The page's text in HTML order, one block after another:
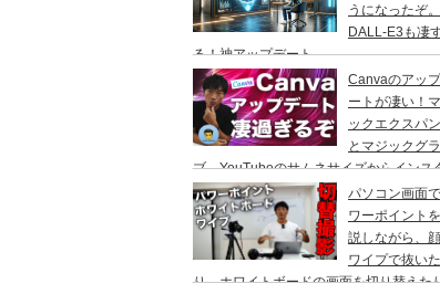
うになったぞ。
DALL-E3も凄
る！神アップデート
Canvaのアッ
ートが凄い！
ックエクスパ
とマジックグラ
ブ、YouTubeのサムネサイズからインス
グラムの正方形へ、人物を自動で切り抜
動かす事ができる、やり方を解説。
パソコン画面
ワーポイント
説しながら、
ワイプで抜いた
り、ホワイトボードの画面を切り替えた